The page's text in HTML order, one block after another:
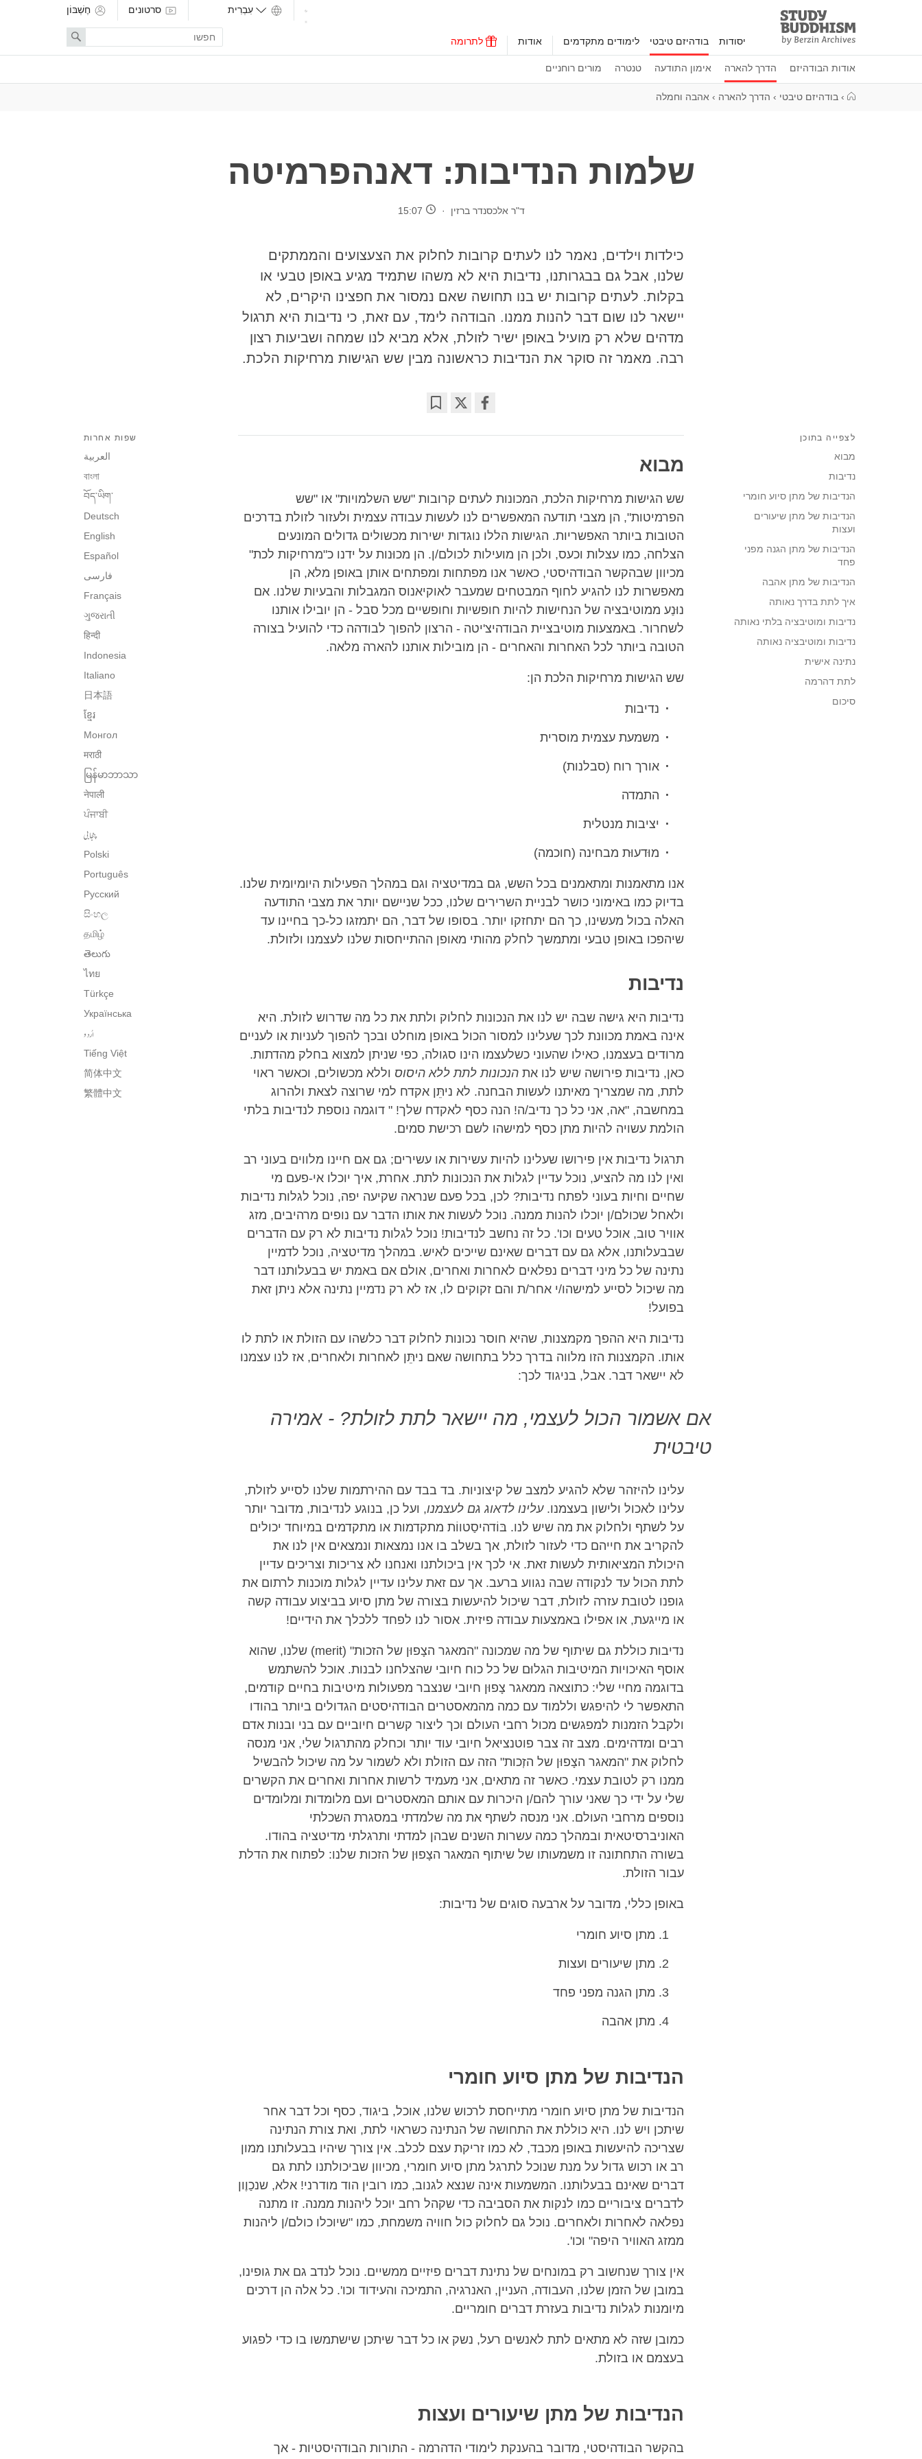
Study
Buddhism
Home
יסודות בודהיזם טיבטי
אודות הבודהיזם הדרך להארה אימון התודעה טנטרה מורים רוחניים
לימודים מתקדמים אודות לתרומה
סרטונים חֶשְׁבּוֹן
Enter
search
term
Search
› בודהיזם טיבטי › הדרך להארה › אהבה וחמלה
שלמות הנדיבות: דאנהפרמיטה
ד"ר אלכסנדר ברזין 15:07
כילדות וילדים, נאמר לנו לעתים קרובות לחלוק את הצעצועים והממתקים
שלנו, אבל גם בבגרותנו, נדיבות היא לא משהו שתמיד מגיע באופן טבעי או
בקלות. לעתים קרובות יש בנו תחושה שאם נמסור את חפצינו היקרים, לא
יישאר לנו שום דבר להנות ממנו. הבודהה לימד, עם זאת, כי נדיבות היא תרגול
מדהים שלא רק מועיל באופן ישיר לזולת, אלא מביא לנו שמחה ושביעות רצון
רבה. מאמר זה סוקר את הנדיבות כראשונה מבין שש הגישות מרחיקות הלכת.
on
לצפייה בתוכן
מבוא
נדיבות
הנדיבות של מתן סיוע חומרי
הנדיבות של מתן שיעורים
ועצות
הנדיבות של מתן הגנה מפני
פחד
הנדיבות של מתן אהבה
איך לתת בדרך נאותה
נדיבות ומוטיבציה בלתי נאותה
נדיבות ומוטיבציה נאותה
נתינה אישית
לתת דהרמה
סיכום
שפות אחרות
العربية
বাংলা
བོད་ཡིག་
Deutsch
English
Español
فارسی
Français
ગુજરાતી
हिन्दी
Indonesia
Italiano
日本語
ខ្មែរ
Монгол
मराठी
မြန်မာဘာသာ
नेपाली
ਪੰਜਾਬੀ
پنجابی
Polski
Português
Русский
සිංහල
தமிழ்
తెలుగు
ไทย
Türkçe
Українська
اُردو
Tiếng Việt
简体中文
繁體中文
מבוא
שש הגישות מרחיקות הלכת, המכונות לעתים קרובות "שש השלמויות" או "שש
הפרמיטות", הן מצבי תודעה המאפשרים לנו לעשות עבודה עצמית ולעזור לזולת בדרכים
הטובות ביותר האפשריות. הגישות הללו נוגדות ישירות מכשולים גדולים המונעים
הצלחה, כמו עצלות וכעס, ולכן הן מועילות לכולם/ן. הן מכוּנות על ידנו כ"מרחיקות לכת"
מכיוון שבהקשר הבודהיסטי, כאשר אנו מפתחות ומפתחים אותן באופן מלא, הן
מאפשרות לנו להגיע לחוף המבטחים שמעבר לאוקיאנוס המגבלות והבעיות שלנו. אם
נוּנַע ממוטיבציה של הנחישות להיות חופשיות וחופשיים מכל סבל - הן יובילו אותנו
לשחרור. באמצעות מוטיבציית הבודהיצ'יטה - הרצון להפוך לבודהה כדי להועיל בצורה
הטובה ביותר לכל האחרות והאחרים - הן מובילות אותנו להארה מלאה.
שש הגישות מרחיקות הלכת הן:
נדיבות
משמעת עצמית מוסרית
אורך רוח (סבלנות)
התמדה
יציבות מנטלית
מוּדעוּת מבחינה (חוכמה)
אנו מתאמנות ומתאמנים בכל השש, גם במדיטציה וגם במהלך הפעילות היומיומית שלנו.
בדיוק כמו באימוני כושר לבניית השרירים שלנו, ככל שניישם יותר את מצבי התודעה
האלה בכול מעשינו, כך הם יתחזקו יותר. בסופו של דבר, הם יתמזגו כל-כך בחיינו עד
שיהפכו באופן טבעי ומתמשך לחלק מהותי מאופן ההתייחסות שלנו לעצמנו ולזולת.
נדיבות
נדיבות היא גישה שבה יש לנו את הנכונות לחלוק ולתת את כל מה שדרוש לזולת. היא
אינה באמת מכוונת לכך שעלינו למסור הכול באופן מוחלט ובכך להפוך לעניות או לעניים
מרודים בעצמנו, כאילו שהעוני כשלעצמו הינו סגולה, כפי שניתן למצוא בחלק מהדתות.
כאן, נדיבות פירושה שיש לנו את הנכונות לתת ללא היסוס וללא מכשולים, וכאשר ראוי
לתת, מה שמצריך מאיתנו לעשות הבחנה. לא ניתֵּן אקדח למי שרוצה לצאת ולהרוג
במחשבה, "אה, אני כל כך נדיב/ה! הנה כסף לאקדח שלך! " דוגמה נוספת לנדיבות בלתי
הולמת עשויה להיות מתן כסף למישהו לשם רכישת סמים.
תרגול נדיבות אין פירושו שעלינו להיות עשירות או עשירים; גם אם חיינו מלווים בעוני רב
ואין לנו מה להציע, נוכל עדיין לגלות את הנכונות לתת. אחרת, איך יוכלו אי-פעם מי
שחיים וחיות בעוני לפתח נדיבות? לכן, בכל פעם שנראה שקיעה יפה, נוכל לגלות נדיבות
ולאחל שכולם/ן יוכלו להנות ממנה. נוכל לעשות את אותו הדבר עם נופים מרהיבים, מזג
אוויר טוב, אוכל טעים וכו'. כל זה נחשב לנדיבות! נוכל לגלות נדיבות לא רק עם הדברים
שבבעלותנו, אלא גם עם דברים שאינם שייכים לאיש. במהלך מדיטציה, נוכל לדמיין
נתינה של כל מיני דברים נפלאים לאחרות ואחרים, אולם אם באמת יש בבעלותנו דבר
מה שיכול לסייע למישהו/י אחר/ת והם זקוקים לו, אז לא רק נדמיין נתינה אלא ניתן זאת
בפועל!
נדיבות היא ההפך מקמצנות, שהיא חוסר נכונות לחלוק דבר כלשהו עם הזולת או לתת לו
אותו. הקמצנות הזו מלווה בדרך כלל בתחושה שאם ניתֵּן לאחרות ולאחרים, אז לנו עצמנו
לא יישאר דבר. אבל, בניגוד לכך:
אם אשמור הכול לעצמי, מה יישאר לתת לזולת? - אמירה
טיבטית
עלינו להיזהר שלא להגיע למצב של קיצוניות. בד בבד עם ההירתמות שלנו לסייע לזולת,
עלינו לאכול ולישון בעצמנו.עלינו לדאוג גם לעצמנו, ועל כן, בנוגע לנדיבות, מדובר יותר
על לשתף ולחלוק את מה שיש לנו. בּוֹדהיסַטווֹת מתקדמות או מתקדמים במיוחד יכולים
להקריב את חייהם כדי לעזור לזולת, אך בשלב בו אנו נמצאות ונמצאים אין לנו את
היכולת המציאותית לעשות זאת. אי לכך אין ביכולתנו ואנחנו לא צריכות וצריכים עדיין
לתת הכול עד לנקודה שבה נגווע ברעב. אך עם זאת עלינו עדיין לגלות מוכנות לרתום את
גופנו לטובת עזרה לזולת, דבר שיכול להיעשות בצורה של מתן סיוע בביצוע עבודה קשה
או מייגעת, או אפילו באמצעות עבודה פיזית. אסור לנו לפחד ללכלך את הידיים!
נדיבות כוללת גם שיתוף של מה שמכונה "המאגר הצָפוּן של הזכות" (merit) שלנו, שהוא
אוסף האיכויות המיטיבות הגלוּם של כל כוח חיובי שהצלחנו לבנות. אוכל להשתמש
בדוגמה מחיי שלי: כתוצאה ממאגר צָפוּן חיובי שנצבר מפעולות מיטיבות בחיים קודמים,
התאפשר לי להיפגש וללמוד עם כמה מהמאסטרים הבודהיסטים הגדולים ביותר בהודו
ולקבל הזמנות למפגשים מכול רחבי העולם וכך ליצור קשרים חיוביים עם בני ובנות אדם
רבים ומדהימים. מצב זה צבר פוטנציאל חיובי עוד יותר וכחלק מהתרגול שלי, אני מנסה
לחלוק את "המאגר הצָפוּן של הזְכות" הזה עם הזולת ולא לשמור על מה שיכול להבשיל
ממנו רק לטובת עצמי. כאשר זה מתאים, אני מעמיד לרשות אחרות ואחרים את הקשרים
שלי על ידי כך שאני עורך להם/ן היכרות עם אותם המאסטרים ועם מלומדות ומלומדים
נוספים מרחבי העולם. אני מנסה לשתף את מה שלמדתי במסגרת השכלתי
האוניברסיטאית ובמהלך כמה עשרות השנים שבהן למדתי ותרגלתי מדיטציה בהודו.
בשורה התחתונה זו משמעותו של שיתוף המאגר הצָפוּן של הזכות שלנו: לפתוח את הדלת
עבור הזולת.
באופן כללי, מדובר על ארבעה סוגים של נדיבות:
מתן סיוע חומרי
מתן שיעורים ועצות
מתן הגנה מפני פחד
מתן אהבה
הנדיבות של מתן סיוע חומרי
הנדיבות של מתן סיוע חומרי מתייחסת לרכוש שלנו, אוכל, ביגוד, כסף וכל דבר אחר
שיתכן ויש לנו. היא כוללת את התחושה של הנתינה כשראוי לתת, ואת צורת הנתינה
שצריכה להיעשות באופן מכבד, לא כמו זריקת עצם לכלב. אין צורך שיהיו בבעלותנו ממון
רב או רכוש גדול על מנת שנוכל לתרגל מתן סיוע חומרי, מכיוון שביכולתנו לתת גם
דברים שאינם בבעלותנו. המשמעות אינה שנצא לגנוב, כמו רובין הוד מודרני! אלא, שנכַוֶון
לדברים ציבוריים כמו לנקות את הסביבה כדי שקהל רחב יוכל ליהנות ממנה. זו מתנה
נפלאה לאחרות ולאחרים. נוכל גם לחלוק כול חוויה משמחת, כמו "שיוכלו כולם/ן ליהנות
ממזג האוויר היפה" וכו'.
אין צורך שנחשוב רק במונחים של נתינת דברים פיזיים ממשיים. נוכל לנדב גם את גופינו,
במובן של הזמן שלנו, העבודה, העניין, האנרגיה, התמיכה והעידוד וכו'. כל אלה הן דרכים
מיומנות לגלות נדיבות בעזרת דברים חומריים.
כמובן שזה לא מתאים לתת לאנשים רעל, נשק או כל דבר שיתכן שישתמשו בו כדי לפגוע
בעצמם או בזולת.
הנדיבות של מתן שיעורים ועצות
בהקשר הבודהיסטי, מדובר בהענקת לימודי הדהרמה - התורות הבודהיסטיות - אך